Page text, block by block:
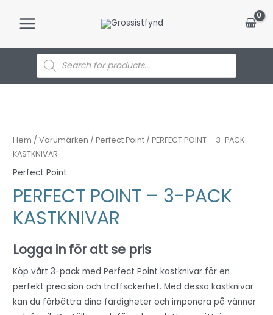
Main
MenuProducts
search
Hem /Varumärken /Perfect Point / PERFECT POINT – 3-PACK
KASTKNIVAR
Perfect Point
PERFECT POINT – 3-PACK
KASTKNIVAR
Logga in för att se pris
Köp vårt 3-pack med Perfect Point kastknivar för en
perfekt precision och träffsäkerhet. Med dessa kastknivar
kan du förbättra dina färdigheter och imponera på vänner